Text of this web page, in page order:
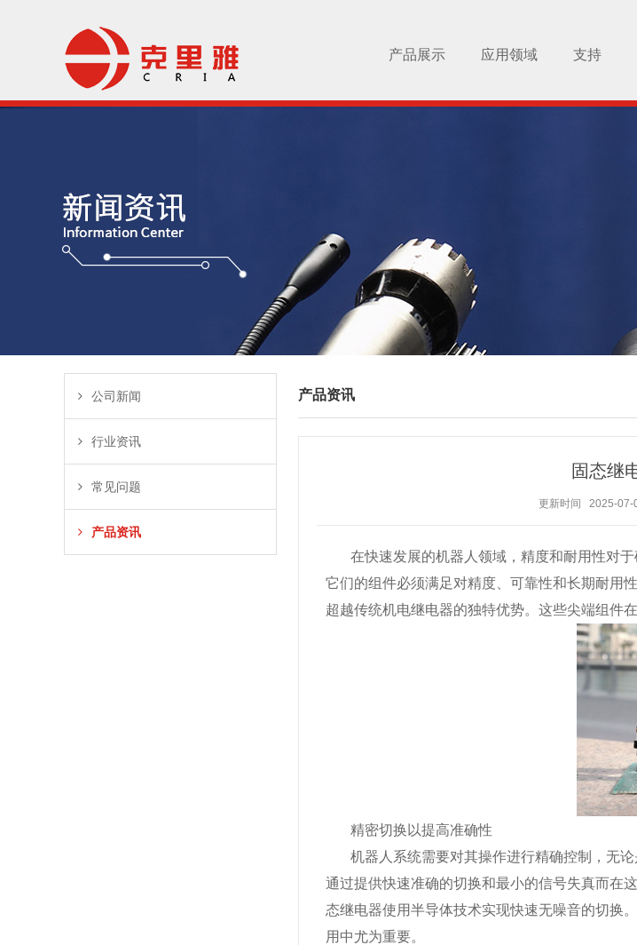
产品展示 应用领域 支持
公司新闻
行业资讯
常见问题
产品资讯
产品资讯
固态继
更新时间 2025-07-
在快速发展的机器人领域，精度和耐用性对
它们的组件必须满足对精度、可靠性和长期耐用性
超越传统机电继电器的独特优势。这些尖端组件
精密切换以提高准确性
机器人系统需要对其操作进行精确控制，无
通过提供快速准确的切换和最小的信号失真而在
态继电器使用半导体技术实现快速无噪音的切换
用中尤为重要。